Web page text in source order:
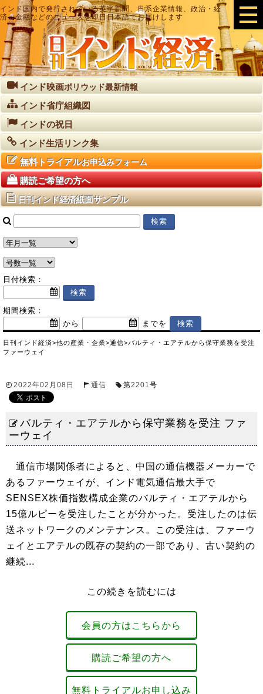
インド国内で発行されている英字新聞、日系企業情報、政治・経
済・金融などのニュースを即日日本語でお届けします
インド映画ボリウッド最新情報
インド省庁組織図
インドの祝日
インド生活リンク集
無料トライアルお申込みフォーム
購読ご希望の方へ
日刊インド経済紙面サンプル
日付検索：
期間検索：
から
までを
日刊インド経済>他の産業・企業>通信>バルティ・エアテルから保守業務を受注
ファーウェイ
2022年02月08日 通信 第2201号
バルティ・エアテルから保守業務を受注 ファ
ーウェイ
通信市場関係者によると、中国の通信機器メーカーで
あるファーウェイが、インド電気通信最大手で
SENSEX株価指数構成企業のバルティ・エアテルから
15億ルピーを受注したことが分かった。受注したのは伝
送ネットワークのメンテナンス。この受注は、ファーウ
ェイとエアテルの既存の契約の一部であり、古い契約の
継続...
この続きを読むには
会員の方はこちらから
購読ご希望の方へ
無料トライアルお申し込み